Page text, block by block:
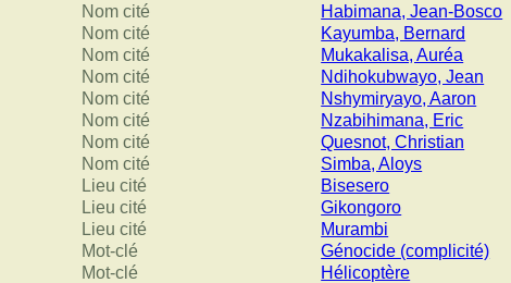
Nom cité
Habimana, Jean-Bosco
Nom cité
Kayumba, Bernard
Nom cité
Mukakalisa, Auréa
Nom cité
Ndihokubwayo, Jean
Nom cité
Nshymiryayo, Aaron
Nom cité
Nzabihimana, Eric
Nom cité
Quesnot, Christian
Nom cité
Simba, Aloys
Lieu cité
Bisesero
Lieu cité
Gikongoro
Lieu cité
Murambi
Mot-clé
Génocide (complicité)
Mot-clé
Hélicoptère